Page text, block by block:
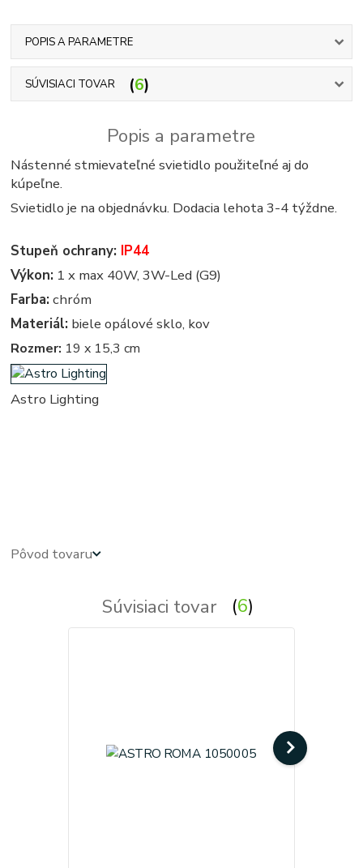
POPIS A PARAMETRE
SÚVISIACI TOVAR 6
Popis a parametre
Nástenné stmievateľné svietidlo použiteľné aj do
kúpeľne.
Svietidlo je na objednávku. Dodacia lehota 3-4 týždne.
Stupeň ochrany: IP44
Výkon: 1 x max 40W, 3W-Led (G9)
Farba: chróm
Materiál: biele opálové sklo, kov
Rozmer: 19 x 15,3 cm
Astro Lighting
Pôvod tovaru
Súvisiaci tovar 6